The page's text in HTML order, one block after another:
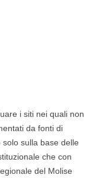
i siti nei quali non
da fonti di
sulla base delle
che con
del Molise